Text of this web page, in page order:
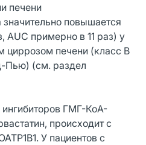
печени
повышается
AUC примерно в 11 раз) у
циррозом печени (класс В
Пью) (см. раздел
ГМГ-КоА-
происходит с
У пациентов с